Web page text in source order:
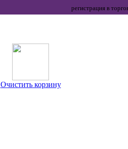
регистрация в
Очистить корзину